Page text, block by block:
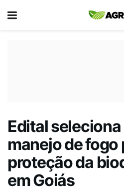
Edital
manejo de fogo
proteção da
em Goiás